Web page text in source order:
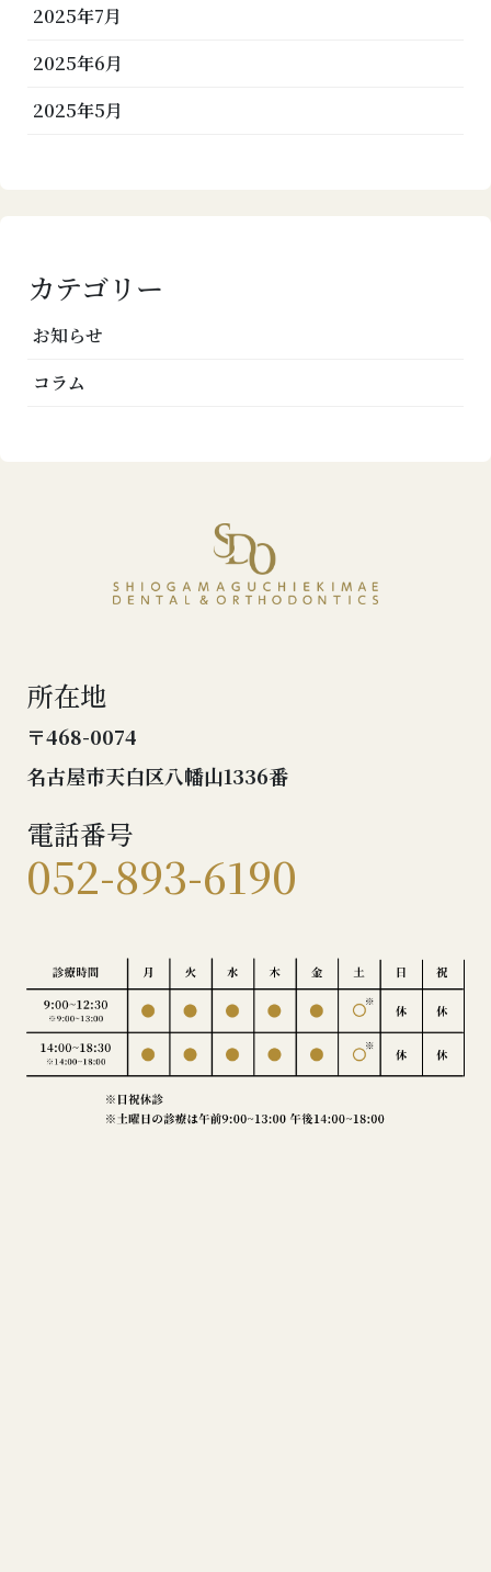
2025年7月
2025年6月
2025年5月
カテゴリー
お知らせ
コラム
所在地
〒468-0074
名古屋市天白区八幡山1336番
電話番号
052-893-6190